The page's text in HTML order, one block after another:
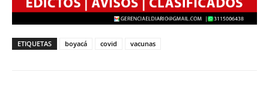
ETIQUETAS boyacá covid vacunas